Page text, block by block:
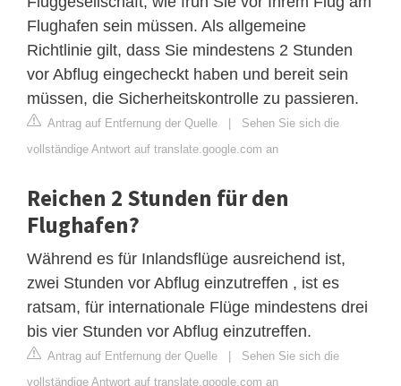
Flughafen sein müssen. Als allgemeine
Richtlinie gilt, dass Sie mindestens 2 Stunden
vor Abflug eingecheckt haben und bereit sein
müssen, die Sicherheitskontrolle zu passieren.
Antrag auf Entfernung der Quelle | Sehen Sie sich die
vollständige Antwort auf translate.google.com an
Reichen 2 Stunden für den
Flughafen?
Während es für Inlandsflüge ausreichend ist,
zwei Stunden vor Abflug einzutreffen , ist es
ratsam, für internationale Flüge mindestens drei
bis vier Stunden vor Abflug einzutreffen.
Antrag auf Entfernung der Quelle | Sehen Sie sich die
vollständige Antwort auf translate.google.com an